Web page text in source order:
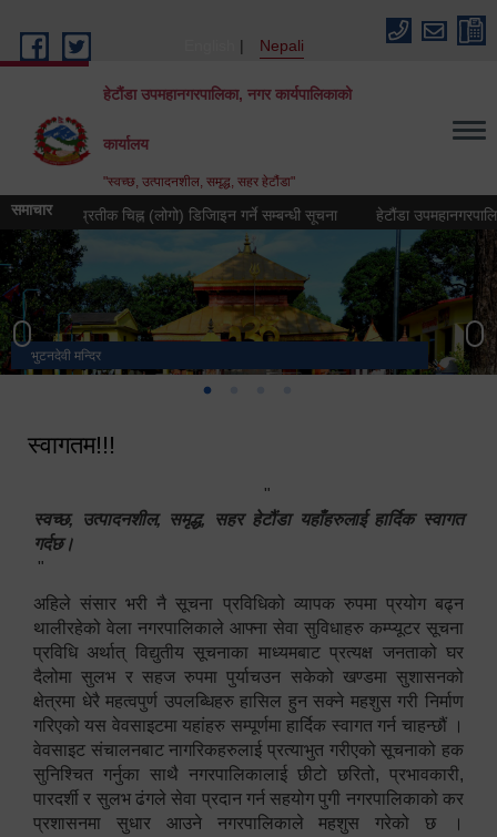
Nepali
हेटौंडा उपमहानगरपालिका, नगर कार्यपालिकाको
कार्यालय
"स्वच्छ, उत्पादनशील, समृद्ध, सहर हेटौंडा"
समाचार
को प्रतीक चिह्न (लोगो) डिजिाइन गर्ने सम्बन्धी सूचना हेटौंडा
भुटनदेवी मन्दिर
स्मारक
हेटौंडा उपमहानगरपालिका नगर कार्यपालिकाको कार्यालय
मनकामना डाँडाबाट देखिएको दृश्य
स्वागतम!!!
"
स्वच्छ, उत्पादनशील, समृद्ध, सहर हेटौंडा यहाँहरुलाई हार्दिक स्वागत
गर्दछ।
"
अहिले संसार भरी नै सूचना प्रविधिको व्यापक रुपमा प्रयोग बढ्न
थालीरहेको वेला नगरपालिकाले आफ्ना सेवा सुविधाहरु कम्प्यूटर सूचना
प्रविधि अर्थात् विद्युतीय सूचनाका माध्यमबाट प्रत्यक्ष जनताको घर
दैलोमा सुलभ र सहज रुपमा पुर्याचउन सकेको खण्डमा सुशासनको
क्षेत्रमा धेरै महत्वपुर्ण उपलब्धिहरु हासिल हुन सक्ने महशुस गरी निर्माण
गरिएको यस वेवसाइटमा यहांहरु सम्पूर्णमा हार्दिक स्वागत गर्न चाहन्छौं ।
वेवसाइट संचालनबाट नागरिकहरुलाई प्रत्याभुत गरीएको सूचनाको हक
सुनिश्चित गर्नुका साथै नगरपालिकालाई छीटो छरितो, प्रभावकारी,
पारदर्शी र सुलभ ढंगले सेवा प्रदान गर्न सहयोग पुगी नगरपालिकाको कर
प्रशासनमा सुधार आउने नगरपालिकाले महशुस गरेको छ ।